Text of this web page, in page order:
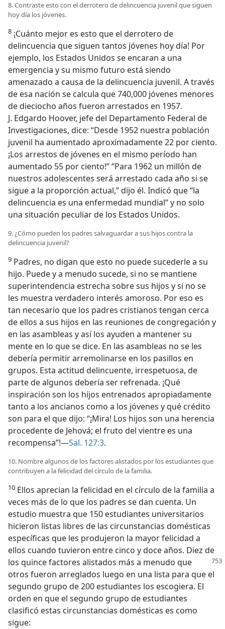
8. Contraste esto con el derrotero de delincuencia juvenil que siguen
hoy día los jóvenes.
8 ¡Cuánto mejor es esto que el derrotero de
delincuencia que siguen tantos jóvenes hoy día! Por
ejemplo, los Estados Unidos se encaran a una
emergencia y su mismo futuro está siendo
amenazado a causa de la delincuencia juvenil. A través
de esa nación se calcula que 740,000 jóvenes menores
de dieciocho años fueron arrestados en 1957.
J. Edgardo Hoover, jefe del Departamento Federal de
Investigaciones, dice: “Desde 1952 nuestra población
juvenil ha aumentado aproximadamente 22 por ciento.
¡Los arrestos de jóvenes en el mismo período han
aumentado 55 por ciento!” “Para 1962 un millón de
nuestros adolescentes será arrestado cada año si se
sigue a la proporción actual,” dijo él. Indicó que “la
delincuencia es una enfermedad mundial” y no solo
una situación peculiar de los Estados Unidos.
9. ¿Cómo pueden los padres salvaguardar a sus hijos contra la
delincuencia juvenil?
9 Padres, no digan que esto no puede sucederle a su
hijo. Puede y a menudo sucede, si no se mantiene
superintendencia estrecha sobre sus hijos y si no se
les muestra verdadero interés amoroso. Por eso es
tan necesario que los padres cristianos tengan cerca
de ellos a sus hijos en las reuniones de congregación y
en las asambleas y así los ayuden a mantener su
mente en lo que se dice. En las asambleas no se les
debería permitir arremolinarse en los pasillos en
grupos. Esta actitud delincuente, irrespetuosa, de
parte de algunos debería ser refrenada. ¡Qué
inspiración son los hijos entrenados apropiadamente
tanto a los ancianos como a los jóvenes y qué crédito
son para el que dijo: “¡Mira! Los hijos son una herencia
procedente de Jehová; el fruto del vientre es una
recompensa”!—Sal. 127:3.
10. Nombre algunos de los factores alistados por los estudiantes que
contribuyen a la felicidad del círculo de la familia.
10 Ellos aprecian la felicidad en el círculo de la familia a
veces más de lo que los padres se dan cuenta. Un
estudio muestra que 150 estudiantes universitarios
hicieron listas libres de las circunstancias domésticas
específicas que les produjeron la mayor felicidad a
ellos cuando tuvieron entre cinco y doce años. Diez de
los quince factores alistados más a menudo que
otros fueron arreglados luego en una lista para que el
segundo grupo de 200 estudiantes los escogiera. El
orden en que el segundo grupo de estudiantes
clasificó estas circunstancias domésticas es como
sigue: